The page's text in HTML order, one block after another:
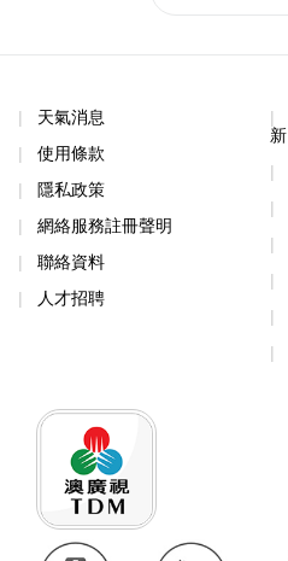
天氣消息
使用條款
隱私政策
網絡服務註冊聲明
聯絡資料
人才招聘
新